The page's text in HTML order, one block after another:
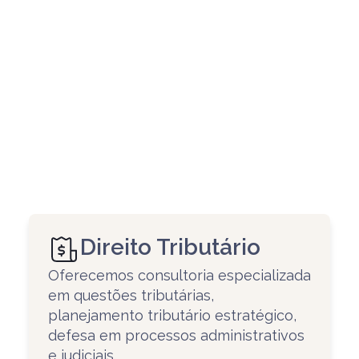
demanda em uma solução.
Direito Tributário
Oferecemos consultoria especializada
em questões tributárias,
planejamento tributário estratégico,
defesa em processos administrativos
e judiciais.